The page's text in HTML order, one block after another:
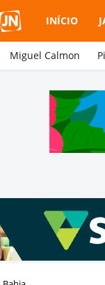
INÍCIO
Miguel Calmon